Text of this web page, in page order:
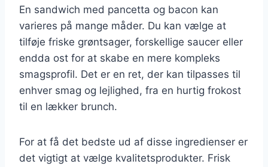
En sandwich med pancetta og bacon kan
varieres på mange måder. Du kan vælge at
tilføje friske grøntsager, forskellige saucer eller
endda ost for at skabe en mere kompleks
smagsprofil. Det er en ret, der kan tilpasses til
enhver smag og lejlighed, fra en hurtig frokost
til en lækker brunch.
For at få det bedste ud af disse ingredienser er
det vigtigt at vælge kvalitetsprodukter. Frisk